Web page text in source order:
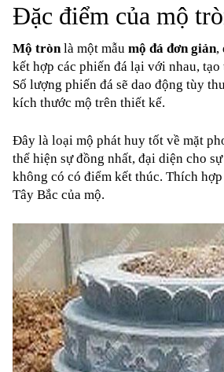
Đặc điểm của mộ
Mộ tròn là một mẫu mộ đá đơn giản,
kết hợp các phiến đá lại với nhau,
Số lượng phiến đá sẽ dao động tùy
kích thước mộ trên thiết kế.
Đây là loại mộ phát huy tốt về mặt
thể hiện sự đồng nhất, đại diện cho
không có có điểm kết thúc. Thích
Tây Bắc của mộ.